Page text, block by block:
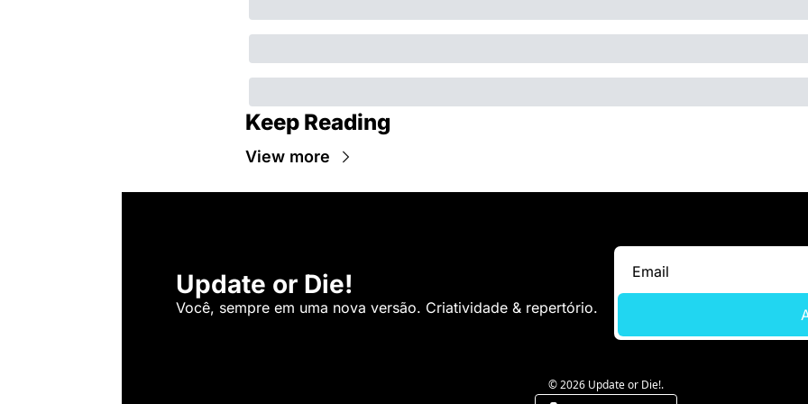
Keep Reading
View more
Update or Die!
Você, sempre em uma nova versão. Criatividade & repertório.
© 2026 Update or Die!.